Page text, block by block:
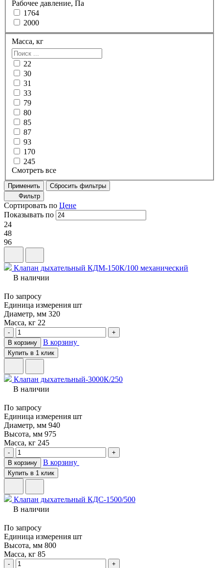
Рабочее давление, Па
1764
2000
Масса, кг
22
30
31
33
79
80
85
87
93
170
245
Смотреть все
Применить
Сбросить фильтры
Фильтр
Сортировать по Цене
Показывать по
24
48
96
Клапан дыхательный КДМ-150К/100 механический
В наличии
По запросу
Единица измерения шт
Диаметр, мм 320
Масса, кг 22
-
+
В корзину
В корзину
Купить в 1 клик
Клапан дыхательный-3000К/250
В наличии
По запросу
Единица измерения шт
Диаметр, мм 940
Высота, мм 975
Масса, кг 245
-
+
В корзину
В корзину
Купить в 1 клик
Клапан дыхательный КДС-1500/500
В наличии
По запросу
Единица измерения шт
Высота, мм 800
Масса, кг 85
- +